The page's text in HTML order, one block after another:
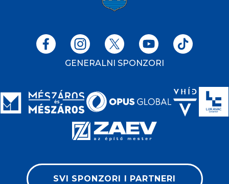
GENERALNI SPONZORI
SVI SPONZORI I PARTNERI